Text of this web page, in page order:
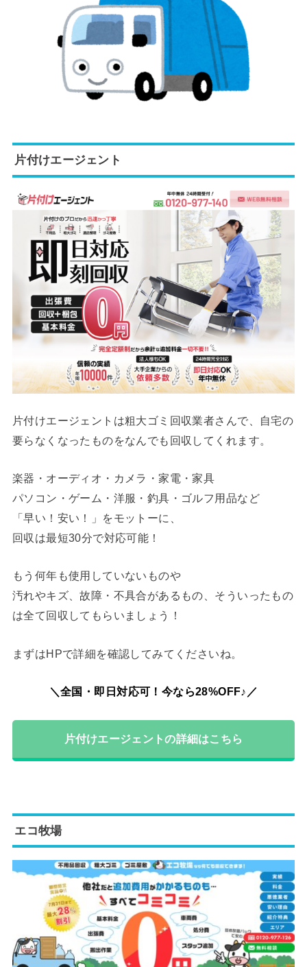
片付けエージェント
片付けエージェントは粗大ゴミ回収業者さんで、自宅の
要らなくなったものをなんでも回収してくれます。
楽器・オーディオ・カメラ・家電・家具
パソコン・ゲーム・洋服・釣具・ゴルフ用品など
「早い！安い！」をモットーに、
回収は最短30分で対応可能！
もう何年も使用していないものや
汚れやキズ、故障・不具合があるもの、そういったもの
は全て回収してもらいましょう！
まずはHPで詳細を確認してみてくださいね。
＼全国・即日対応可！今なら28%OFF♪／
片付けエージェントの詳細はこちら
エコ牧場